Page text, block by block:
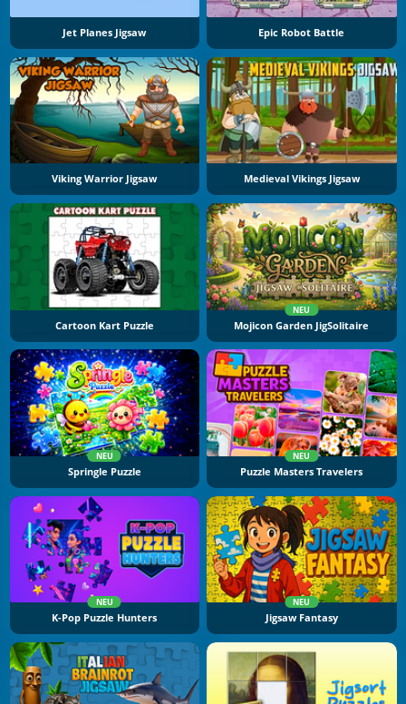
Jet Planes Jigsaw Epic Robot Battle
Viking Warrior Jigsaw Medieval Vikings Jigsaw
Cartoon Kart Puzzle
NEU
Mojicon Garden JigSolitaire
NEU
Springle Puzzle
NEU
Puzzle Masters Travelers
NEU
K-Pop Puzzle Hunters
NEU
Jigsaw Fantasy